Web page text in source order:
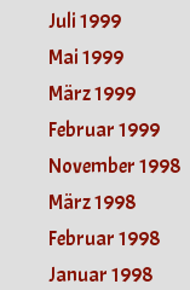
Juli 1999
Mai 1999
März 1999
Februar 1999
November 1998
März 1998
Februar 1998
Januar 1998